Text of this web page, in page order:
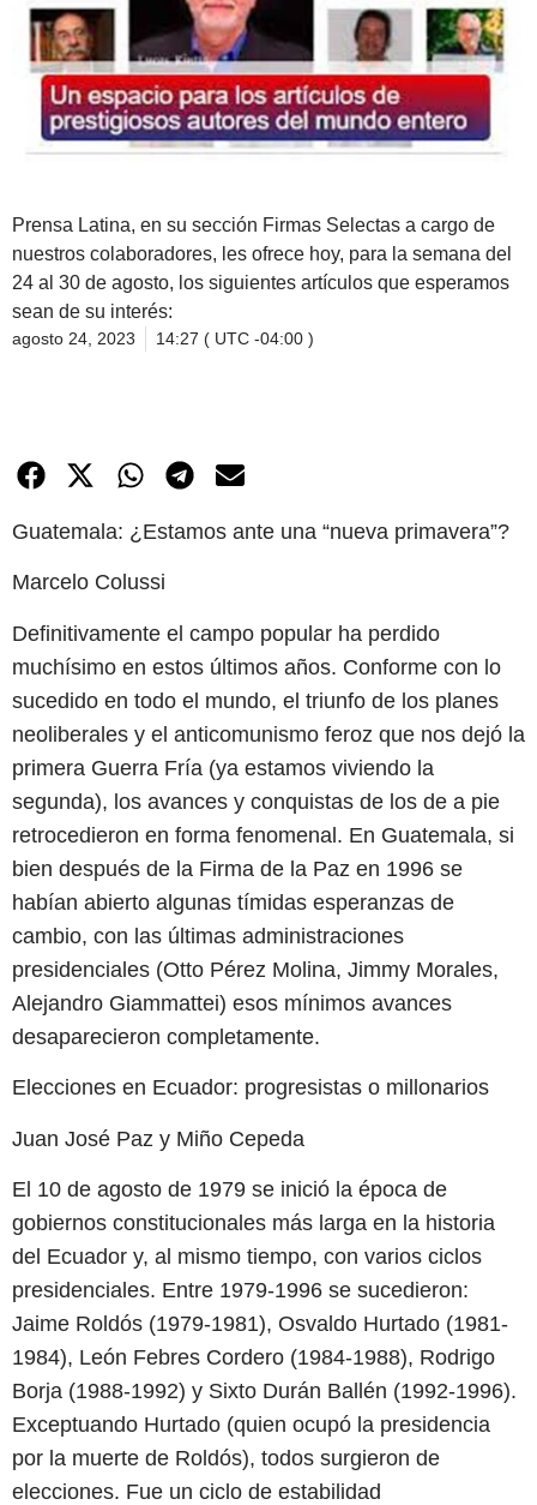
Prensa Latina, en su sección Firmas Selectas a cargo de
nuestros colaboradores, les ofrece hoy, para la semana del
24 al 30 de agosto, los siguientes artículos que esperamos
sean de su interés:
agosto 24, 2023 14:27 ( UTC -04:00 )
Guatemala: ¿Estamos ante una “nueva primavera”?
Marcelo Colussi
Definitivamente el campo popular ha perdido
muchísimo en estos últimos años. Conforme con lo
sucedido en todo el mundo, el triunfo de los planes
neoliberales y el anticomunismo feroz que nos dejó la
primera Guerra Fría (ya estamos viviendo la
segunda), los avances y conquistas de los de a pie
retrocedieron en forma fenomenal. En Guatemala, si
bien después de la Firma de la Paz en 1996 se
habían abierto algunas tímidas esperanzas de
cambio, con las últimas administraciones
presidenciales (Otto Pérez Molina, Jimmy Morales,
Alejandro Giammattei) esos mínimos avances
desaparecieron completamente.
Elecciones en Ecuador: progresistas o millonarios
Juan José Paz y Miño Cepeda
El 10 de agosto de 1979 se inició la época de
gobiernos constitucionales más larga en la historia
del Ecuador y, al mismo tiempo, con varios ciclos
presidenciales. Entre 1979-1996 se sucedieron:
Jaime Roldós (1979-1981), Osvaldo Hurtado (1981-
1984), León Febres Cordero (1984-1988), Rodrigo
Borja (1988-1992) y Sixto Durán Ballén (1992-1996).
Exceptuando Hurtado (quien ocupó la presidencia
por la muerte de Roldós), todos surgieron de
elecciones. Fue un ciclo de estabilidad